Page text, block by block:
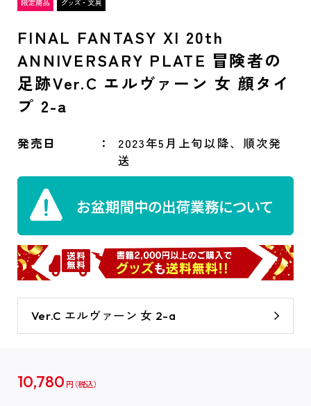
FINAL FANTASY XI 20th
ANNIVERSARY PLATE 冒険者の
足跡Ver.C エルヴァーン 女 顔タイ
プ 2-a
発売日
2023年5月上旬以降、順次発
送
Ver.C エルヴァーン 女 2-a
10,780 円